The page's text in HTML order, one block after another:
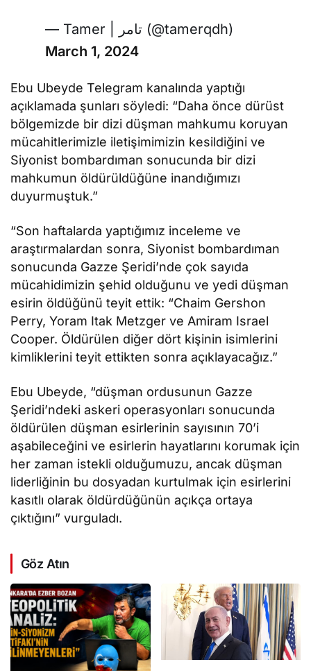
— Tamer | تامر (@tamerqdh)
March 1, 2024
Ebu Ubeyde Telegram kanalında yaptığı
açıklamada şunları söyledi: “Daha önce dürüst
bölgemizde bir dizi düşman mahkumu koruyan
mücahitlerimizle iletişimimizin kesildiğini ve
Siyonist bombardıman sonucunda bir dizi
mahkumun öldürüldüğüne inandığımızı
duyurmuştuk.”
“Son haftalarda yaptığımız inceleme ve
araştırmalardan sonra, Siyonist bombardıman
sonucunda Gazze Şeridi’nde çok sayıda
mücahidimizin şehid olduğunu ve yedi düşman
esirin öldüğünü teyit ettik: “Chaim Gershon
Perry, Yoram Itak Metzger ve Amiram Israel
Cooper. Öldürülen diğer dört kişinin isimlerini
kimliklerini teyit ettikten sonra açıklayacağız.”
Ebu Ubeyde, “düşman ordusunun Gazze
Şeridi’ndeki askeri operasyonları sonucunda
öldürülen düşman esirlerinin sayısının 70’i
aşabileceğini ve esirlerin hayatlarını korumak için
her zaman istekli olduğumuzu, ancak düşman
liderliğinin bu dosyadan kurtulmak için esirlerini
kasıtlı olarak öldürdüğünün açıkça ortaya
çıktığını” vurguladı.
Göz Atın